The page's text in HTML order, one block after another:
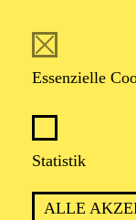
Essenzielle
Statistik
ALLE
DIE